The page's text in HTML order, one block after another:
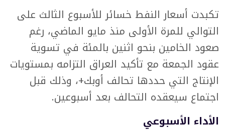
تكبدت أسعار النفط خسائر للأسبوع الثالث على
التوالي للمرة الأولى منذ مايو الماضي، رغم
صعود الخامين بنحو اثنين بالمئة في تسوية
عقود الجمعة مع تأكيد العراق التزامه بمستويات
الإنتاج التي حددها تحالف أوبك+، وذلك قبل
اجتماع سيعقده التحالف بعد أسبوعين.
الأداء الأسبوعي